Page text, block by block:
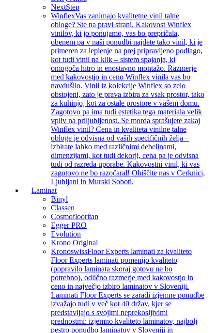
NextStep
WinflexVas zanimajo kvalitetne vinil talne
obloge? Ste na pravi strani. Kakovost Winflex
vinilov, ki jo ponujamo, vas bo prepričala,
obenem pa v naši ponudbi najdete tako vinil, ki je
primeren za leplenje na prej pripravljeno podlago,
kot tudi vinil na klik – sistem spajanja, ki
omogoča hitro in enostavno montažo. Razmerje
med kakovostjo in ceno Winflex vinila vas bo
navdušilo. Vinil iz kolekcije Winflex so zelo
obstojeni, zato je prava izbira za vsak prostor, tako
za kuhinjo, kot za ostale prostore v vašem domu.
Zagotovo pa ima tudi estetika tega materiala velik
vpliv na priljubljenost. Se morda sprašujete zakaj
Winflex vinil? Cena in kvaliteta vinilne talne
obloge je odvisna od vaših specifičnih želja –
izbirate lahko med različnimi debelinami,
dimenzijami, kot tudi dekorji, cena pa je odvisna
tudi od razreda uporabe. Kakovostni vinil, ki vas
zagotovo ne bo razočaral! Obiščite nas v Cerknici,
Ljubljani in Murski Soboti.
Laminat
Binyl
Classen
Cosmoflooritan
Egger PRO
Evolution
Krono Original
KronoswissFloor Experts laminati za kvaliteto
Floor Experts laminati pomenijo kvaliteto
(popravilo laminata skoraj gotovo ne bo
potrebno), odlično razmerje med kakovostjo in
ceno in največjo izbiro laminatov v Sloveniji.
Laminati Floor Experts se zaradi izjemne ponudbe
izvažajo tudi v več kot 40 držav, kjer se
predstavljajo s svojimi neprekosljivimi
prednostmi: izjemno kvaliteto laminatov, najbolj
pestro ponudbo laminatov v Sloveniji in